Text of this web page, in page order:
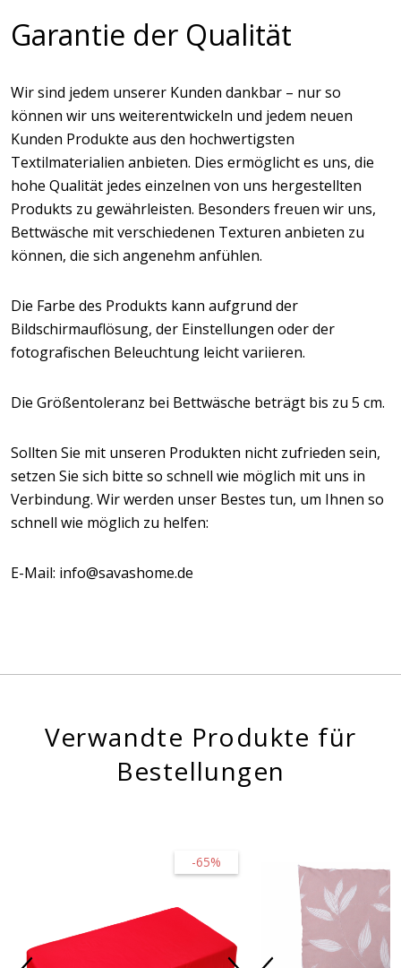
Garantie der Qualität
Wir sind jedem unserer Kunden dankbar – nur so
können wir uns weiterentwickeln und jedem neuen
Kunden Produkte aus den hochwertigsten
Textilmaterialien anbieten. Dies ermöglicht es uns, die
hohe Qualität jedes einzelnen von uns hergestellten
Produkts zu gewährleisten. Besonders freuen wir uns,
Bettwäsche mit verschiedenen Texturen anbieten zu
können, die sich angenehm anfühlen.
Die Farbe des Produkts kann aufgrund der
Bildschirmauflösung, der Einstellungen oder der
fotografischen Beleuchtung leicht variieren.
Die Größentoleranz bei Bettwäsche beträgt bis zu 5 cm.
Sollten Sie mit unseren Produkten nicht zufrieden sein,
setzen Sie sich bitte so schnell wie möglich mit uns in
Verbindung. Wir werden unser Bestes tun, um Ihnen so
schnell wie möglich zu helfen:
E-Mail: info@savashome.de
Verwandte Produkte für
Bestellungen
-65%